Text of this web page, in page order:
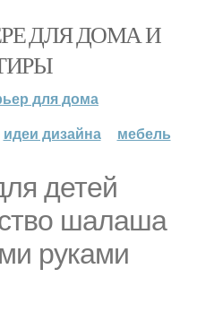
ДЛЯ ДОМА И
для дома
идеи дизайна мебель
детей
шалаша
руками